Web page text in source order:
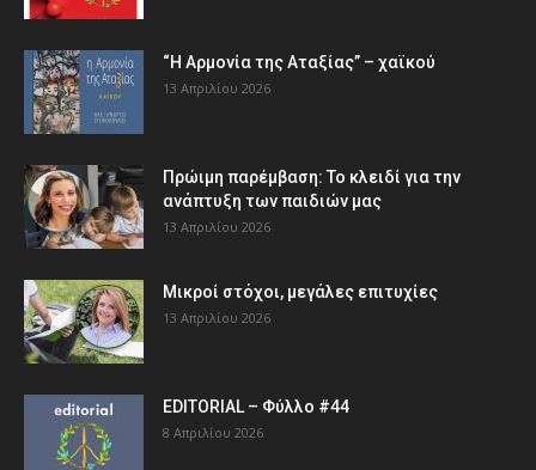
“Η Αρμονία της Αταξίας” – χαϊκού
13 Απριλίου 2026
Πρώιμη παρέμβαση: Το κλειδί για την
ανάπτυξη των παιδιών µας
13 Απριλίου 2026
Μικροί στόχοι, μεγάλες επιτυχίες
13 Απριλίου 2026
EDITORIAL – Φύλλο #44
8 Απριλίου 2026